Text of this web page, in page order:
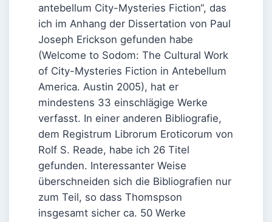
antebellum City-Mysteries Fiction“, das
ich im Anhang der Dissertation von Paul
Joseph Erickson gefunden habe
(Welcome to Sodom: The Cultural Work
of City-Mysteries Fiction in Antebellum
America. Austin 2005), hat er
mindestens 33 einschlägige Werke
verfasst. In einer anderen Bibliografie,
dem Registrum Librorum Eroticorum von
Rolf S. Reade, habe ich 26 Titel
gefunden. Interessanter Weise
überschneiden sich die Bibliografien nur
zum Teil, so dass Thomspson
insgesamt sicher ca. 50 Werke